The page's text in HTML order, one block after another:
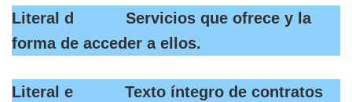
Literal d Servicios que ofrece y la
forma de acceder a ellos.
Literal e Texto íntegro de contratos